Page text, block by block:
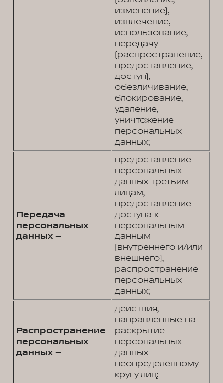
изменение),
извлечение,
использование,
передачу
(распространение,
предоставление,
доступ),
обезличивание,
блокирование,
удаление,
уничтожение
персональных
данных;
Передача
персональных
данных –
предоставление
персональных
данных третьим
лицам,
предоставление
доступа к
персональным
данным
(внутреннего и/или
внешнего),
распространение
персональных
данных;
Распространение
персональных
данных –
действия,
направленные на
раскрытие
персональных
данных
неопределенному
кругу лиц;